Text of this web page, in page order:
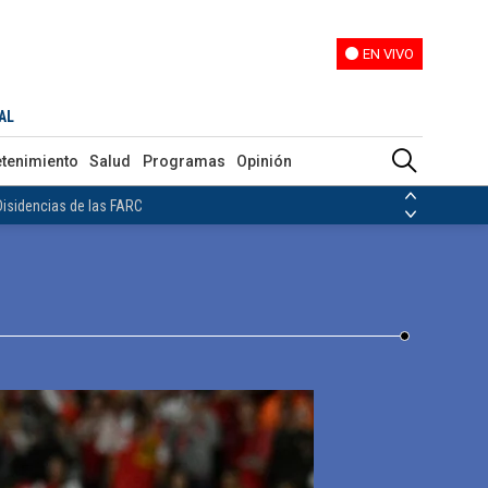
EN VIVO
Salud Programas Opinión
de las FARC
los juegos de ida de los playoffs de fútbol colombiano
de las FARC